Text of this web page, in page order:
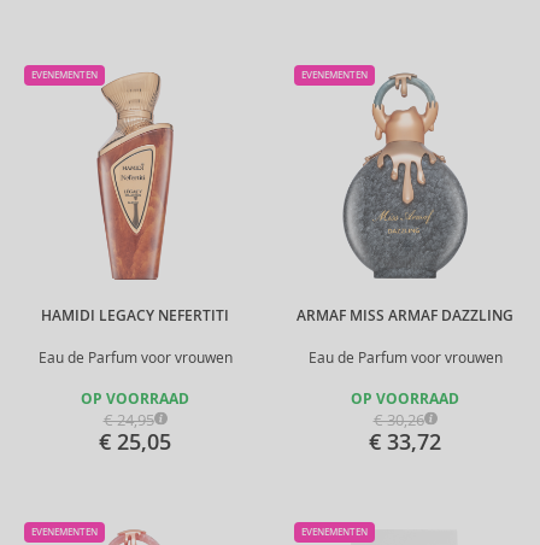
HAMIDI LEGACY NEFERTITI
Eau de Parfum voor vrouwen
EVENEMENTEN
OP VOORRAAD
€ 24,95
€ 25,05
ARMAF MISS ARMAF DAZZLING
Eau de Parfum voor vrouwen
EVENEMENTEN
OP VOORRAAD
€ 30,26
€ 33,72
EVENEMENTEN EVENEMENTEN